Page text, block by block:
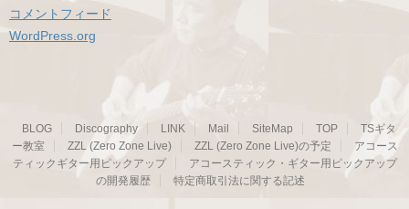
コメントフィード
WordPress.org
BLOG Discography LINK Mail SiteMap TOP
TSギタ
ー教室
ZZL (Zero Zone Live) ZZL (Zero Zone Live)の予定
アコース
ティックギター用ピックアップ
アコースティック・ギター用ピックアップ
の開発履歴
特定商取引法に関する記述